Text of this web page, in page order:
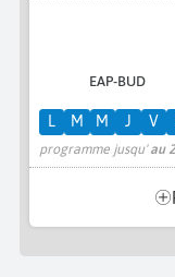
EAP-BUD
programme jusqu'au
L M M J V